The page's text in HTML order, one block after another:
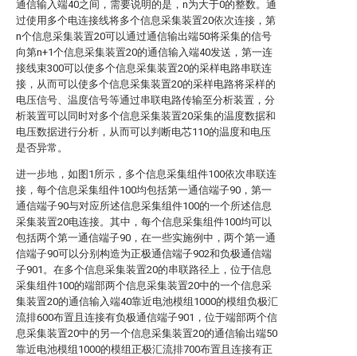
通信输入端40之间，需要说明的是，n为大于0的整数。通
过使用多个电连接线将多个信息采集装置20依次连接，第
n个信息采集装置20可以通过通信输出端50将采集的信号
向第n+1个信息采集装置20的通信输入端40发送，第一连
接线束300可以使多个信息采集装置20的采样电路串联连
接，从而可以使多个信息采集装置20的采样电路将采样的
电压信号、温度信号等通过串联电路传输至分析装置，分
析装置可以同时对多个信息采集装置20采集的温度数据和
电压数据进行分析，从而可以判断电芯110的温度和电压
是否异常。
进一步地，如图1所示，多个信息采集组件100依次串联连
接，每个信息采集组件100均包括第一通信端子90，第一
通信端子90与对应所述信息采集组件100的一个所述信息
采集装置20电连接。其中，每个信息采集组件100均可以
包括两个第一通信端子90，在一些实施例中，两个第一通
信端子90可以分别构造为正极通信端子902和负极通信端
子901。在多个信息采集装置20的串联路径上，位于信息
采集组件100的端部两个信息采集装置20中的一个信息采
集装置20的通信输入端40靠近电池模组1000的模组负极汇
流排600布置且连接有负极通信端子901，位于端部两个信
息采集装置20中的另一个信息采集装置20的通信输出端50
靠近电池模组1000的模组正极汇流排700布置且连接有正